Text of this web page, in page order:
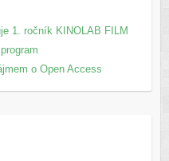
1. ročník KINOLAB FILM
o Open Access